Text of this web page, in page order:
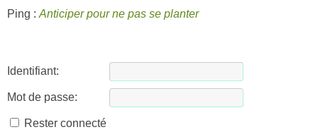
Ping : Anticiper pour ne pas se planter
Identifiant:
Mot de passe:
Rester connecté